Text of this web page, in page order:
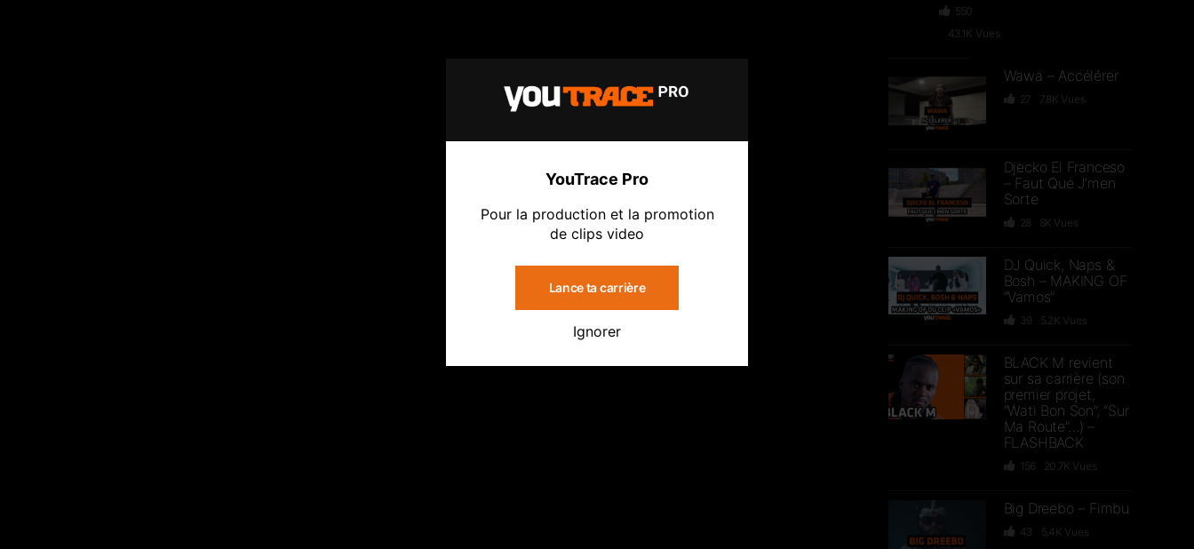
550
43.1K Vues
Wawa – Accélérer
27 7.8K Vues
Djecko El Franceso
– Faut Que J’men
Sorte
28 8K Vues
DJ Quick, Naps &
Bosh – MAKING OF
“Vamos”
39 5.2K Vues
BLACK M revient
sur sa carrière (son
premier projet,
“Wati Bon Son”, “Sur
Ma Route”…) –
FLASHBACK
156 20.7K Vues
Big Dreebo – Fimbu
43 5.4K Vues
YouTrace Pro
Pour la production et la promotion
de clips video
Lance ta carrière
Ignorer